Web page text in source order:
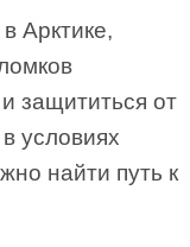
Арктике,
защититься от
условиях
найти путь к